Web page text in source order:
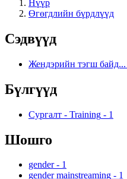
Нүүр
Өгөгдлийн бүрдлүүд
Сэдвүүд
Жендэрийн тэгш байд...
Бүлгүүд
Сургалт - Training - 1
Шошго
gender - 1
gender mainstreaming - 1